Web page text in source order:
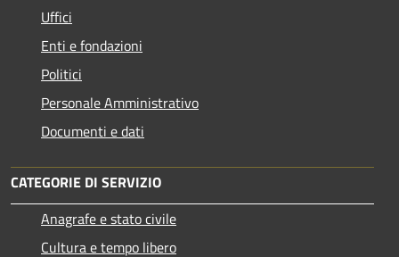
Uffici
Enti e fondazioni
Politici
Personale Amministrativo
Documenti e dati
CATEGORIE DI SERVIZIO
Anagrafe e stato civile
Cultura e tempo libero